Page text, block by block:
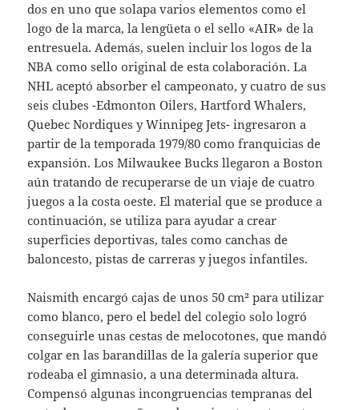
dos en uno que solapa varios elementos como el
logo de la marca, la lengüeta o el sello «AIR» de la
entresuela. Además, suelen incluir los logos de la
NBA como sello original de esta colaboración. La
NHL aceptó absorber el campeonato, y cuatro de sus
seis clubes -Edmonton Oilers, Hartford Whalers,
Quebec Nordiques y Winnipeg Jets- ingresaron a
partir de la temporada 1979/80 como franquicias de
expansión. Los Milwaukee Bucks llegaron a Boston
aún tratando de recuperarse de un viaje de cuatro
juegos a la costa oeste. El material que se produce a
continuación, se utiliza para ayudar a crear
superficies deportivas, tales como canchas de
baloncesto, pistas de carreras y juegos infantiles.
Naismith encargó cajas de unos 50 cm² para utilizar
como blanco, pero el bedel del colegio solo logró
conseguirle unas cestas de melocotones, que mandó
colgar en las barandillas de la galería superior que
rodeaba el gimnasio, a una determinada altura.
Compensó algunas incongruencias tempranas del